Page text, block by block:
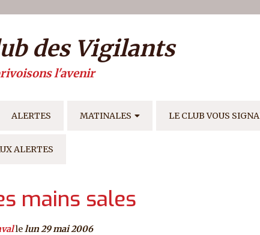
de l'utilisateur
des Vigilants
l'avenir
PRINCIPALE
ALERTES MATINALES LE CLUB VOUS
ALERTES
mains sales
le lun 29 mai 2006